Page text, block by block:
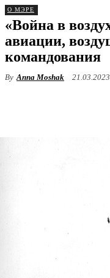
О МЭРЕ
«Война в
авиации,
командования
By Anna Moshak 21.03.2023